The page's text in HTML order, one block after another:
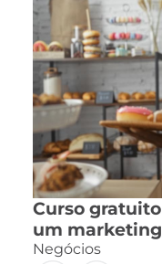
Curso
um
Negócios